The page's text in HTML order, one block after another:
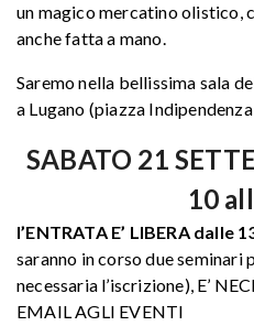
un magico mercatino olistico,
anche fatta a mano.
Saremo nella bellissima sala
a Lugano (piazza
SABATO 21
10
l’ENTRATA E’ LIBERA dalle
saranno in corso due seminari
necessaria l’iscrizione), E’
EMAIL AGLI EVENTI